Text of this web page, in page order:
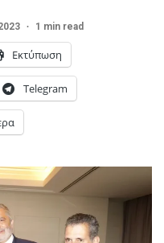
1 min read
Εκτύπωση
Telegram